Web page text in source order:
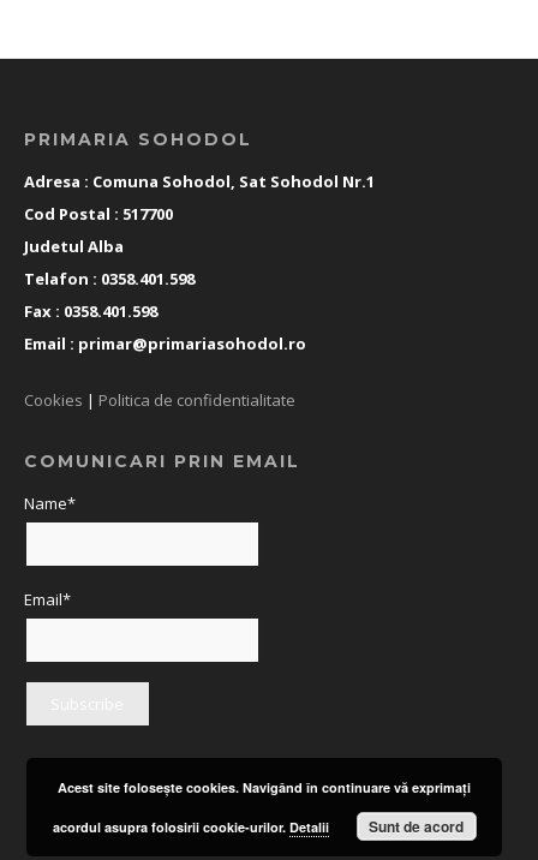
PRIMARIA SOHODOL
Adresa : Comuna Sohodol, Sat Sohodol Nr.1
Cod Postal : 517700
Judetul Alba
Telafon : 0358.401.598
Fax : 0358.401.598
Email : primar@primariasohodol.ro
Cookies | Politica de confidentialitate
COMUNICARI PRIN EMAIL
Name*
Email*
Acest site foloseşte cookies. Navigând în continuare vă exprimaţi
acordul asupra folosirii cookie-urilor. Detalii Sunt de acord